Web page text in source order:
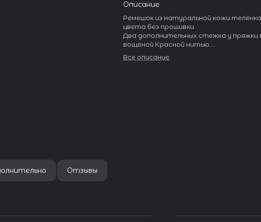
Описание
Ремешок из натуральной кожи
цвета без прошивки.
Два дополнительных стежка у пряжки
вощеной Красной нитью.
кожи особой выделки с текстурой,
Все описание
Отзывы